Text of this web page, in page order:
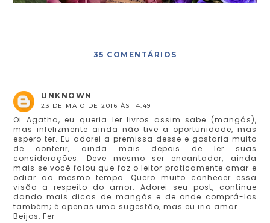
35 COMENTÁRIOS
UNKNOWN
23 DE MAIO DE 2016 ÀS 14:49
Oi Agatha, eu queria ler livros assim sabe (mangás),
mas infelizmente ainda não tive a oportunidade, mas
espero ter. Eu adorei a premissa desse e gostaria muito
de conferir, ainda mais depois de ler suas
considerações. Deve mesmo ser encantador, ainda
mais se você falou que faz o leitor praticamente amar e
odiar ao mesmo tempo. Quero muito conhecer essa
visão a respeito do amor. Adorei seu post, continue
dando mais dicas de mangás e de onde comprá-los
também; é apenas uma sugestão, mas eu iria amar.
Beijos, Fer